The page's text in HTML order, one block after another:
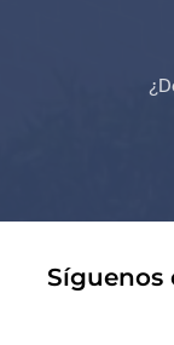
Síguenos